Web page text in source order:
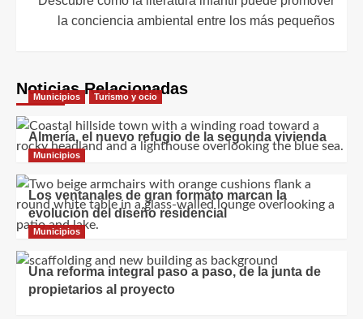
la conciencia ambiental entre los más pequeños
Noticias Relacionadas
Municipios Turismo y ocio
Almería, el nuevo refugio de la segunda vivienda
Municipios
Los ventanales de gran formato marcan la
evolución del diseño residencial
Municipios
Una reforma integral paso a paso, de la junta de
propietarios al proyecto